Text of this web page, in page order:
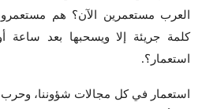
العرب مستعمرين الآن؟ هم
كلمة جريئة إلا ويسحبها بعد ساعة
استعمار؟.
استعمار في كل مجالات شؤوننا، وحرب